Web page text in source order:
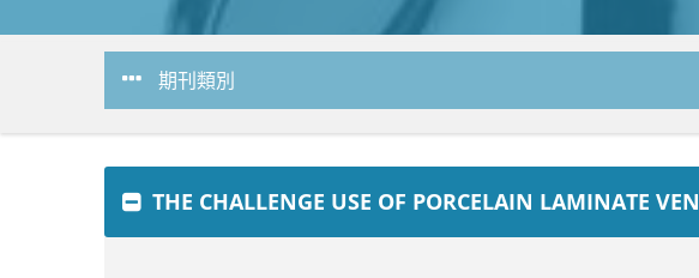
期刊類別
THE CHALLENGE USE OF PORCELAIN LAMINATE